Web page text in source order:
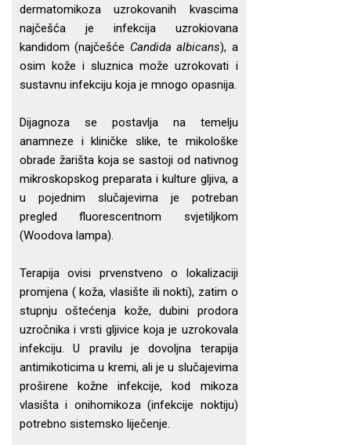
dermatomikoza uzrokovanih kvascima
najčešća je infekcija uzrokiovana
kandidom (najčešće Candida albicans), a
osim kože i sluznica može uzrokovati i
sustavnu infekciju koja je mnogo opasnija.
Dijagnoza se postavlja na temelju
anamneze i kliničke slike, te mikološke
obrade žarišta koja se sastoji od nativnog
mikroskopskog preparata i kulture gljiva, a
u pojednim slučajevima je potreban
pregled fluorescentnom svjetiljkom
(Woodova lampa).
Terapija ovisi prvenstveno o lokalizaciji
promjena ( koža, vlasište ili nokti), zatim o
stupnju oštećenja kože, dubini prodora
uzročnika i vrsti gljivice koja je uzrokovala
infekciju. U pravilu je dovoljna terapija
antimikoticima u kremi, ali je u slučajevima
proširene kožne infekcije, kod mikoza
vlasišta i onihomikoza (infekcije noktiju)
potrebno sistemsko liječenje.